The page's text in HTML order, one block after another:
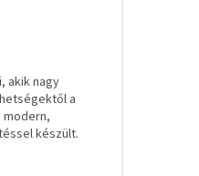
akik nagy
a
készült.